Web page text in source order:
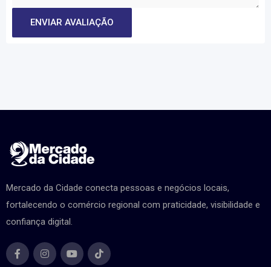
Mercado da Cidade conecta pessoas e negócios locais,
fortalecendo o comércio regional com praticidade, visibilidade e
confiança digital.